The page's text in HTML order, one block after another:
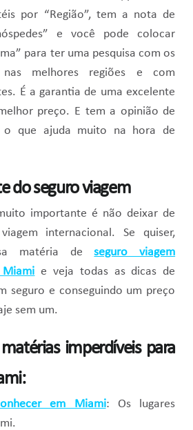
por “Região”, tem a nota de
e você pode colocar
para ter uma pesquisa com os
nas melhores regiões e com
É a garantia de uma excelente
preço. E tem a opinião de
o que ajuda muito na hora de
do seguro viagem
importante é não deixar de
internacional. Se quiser,
matéria deseguro viagem
e veja todas as dicas de
seguro e conseguindo um preço
sem um.
imperdíveis para
em Miami: Os lugares